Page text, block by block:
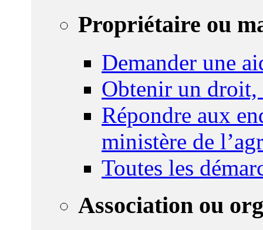
Propriétaire ou
Demander une
Obtenir un droit,
Répondre aux
ministère de
Toutes les
Association ou